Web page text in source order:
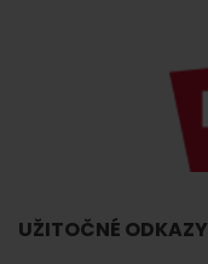
UŽITOČNÉ ODKAZY